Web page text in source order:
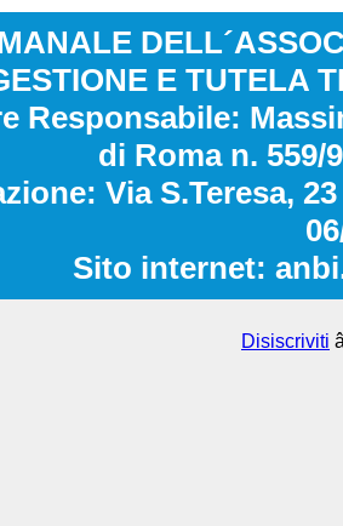
E TUTELA
Responsabile:
di Roma n. 559/
Via S.Teresa,
Sito internet:
Disiscriviti